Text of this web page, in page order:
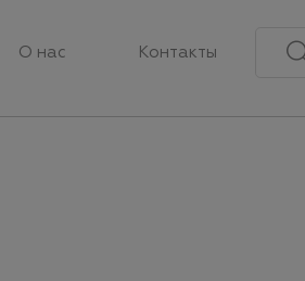
О нас Контакты